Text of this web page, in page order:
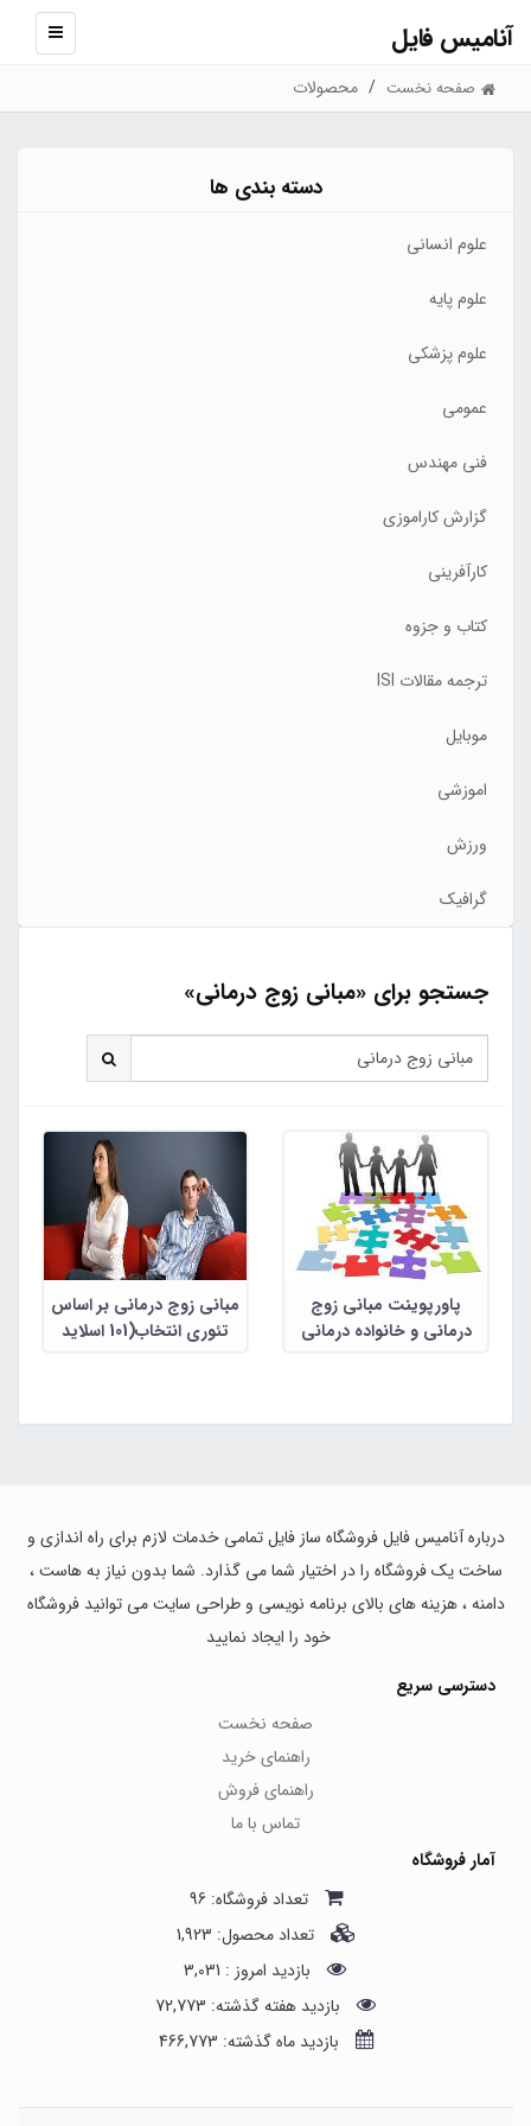
آنامیس فایل
نمایش
صفحه نخست محصولات
دسته بندی ها
علوم انسانی
علوم پایه
علوم پزشکی
عمومی
فنی مهندس
گزارش کاراموزی
کارآفرینی
کتاب و جزوه
ترجمه مقالات ISI
موبایل
اموزشی
ورزش
گرافیک
جستجو برای «مبانی زوج درمانی»
پاورپوینت مبانی زوج
درمانی و خانواده درمانی
مبانی زوج درمانی بر اساس
تئوری انتخاب(101 اسلاید
درباره آنامیس فایل فروشگاه ساز فایل تمامی خدمات لازم برای راه اندازی و
ساخت یک فروشگاه را در اختیار شما می گذارد. شما بدون نیاز به هاست ،
دامنه ، هزینه های بالای برنامه نویسی و طراحی سایت می توانید فروشگاه
خود را ایجاد نمایید
دسترسی سریع
صفحه نخست
راهنمای خرید
راهنمای فروش
تماس با ما
آمار فروشگاه
تعداد فروشگاه: 96
تعداد محصول: 1,923
بازدید امروز : 3,031
بازدید هفته گذشته: 72,773
بازدید ماه گذشته: 466,773